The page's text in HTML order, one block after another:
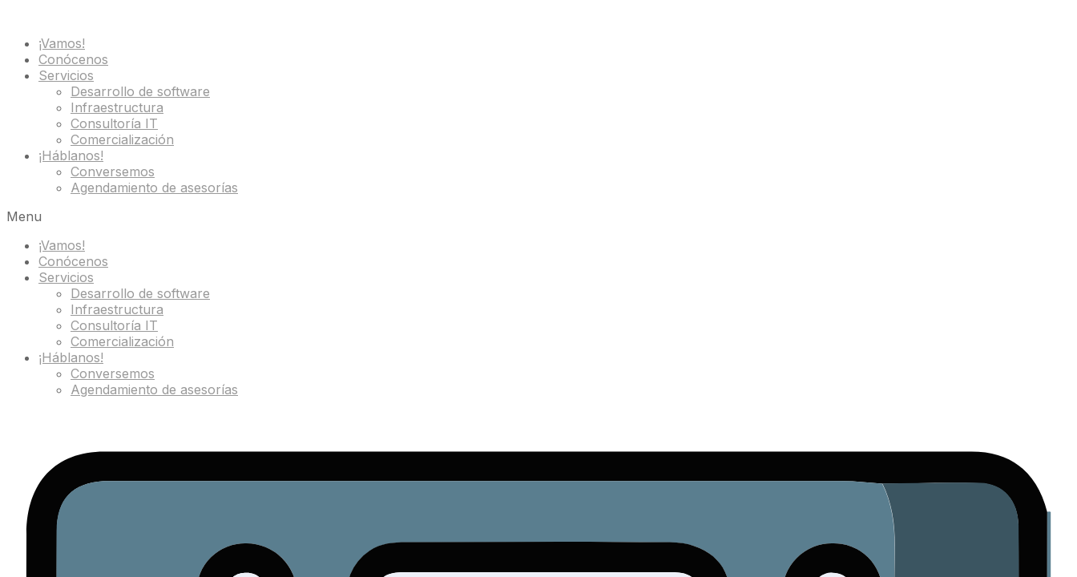
¡Vamos!
Conócenos
Servicios
Desarrollo de software
Infraestructura
Consultoría IT
Comercialización
¡Háblanos!
Conversemos
Agendamiento de asesorías
Menu
¡Vamos!
Conócenos
Servicios
Desarrollo de software
Infraestructura
Consultoría IT
Comercialización
¡Háblanos!
Conversemos
Agendamiento de asesorías